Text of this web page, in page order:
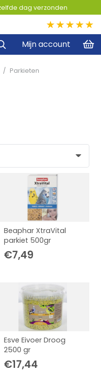
dag verzonden
Mijn account
/ Parkieten
Beaphar XtraVital
parkiet 500gr
€7,49
Esve Eivoer Droog
2500 gr
€17,44